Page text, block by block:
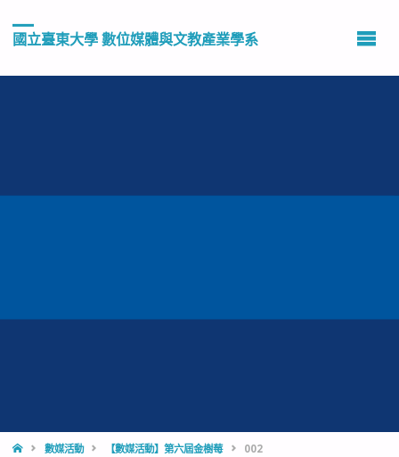
國立臺東大學 數位媒體與文教產業學系
HOME數媒活動 【數媒活動】第六屆金樹莓 002